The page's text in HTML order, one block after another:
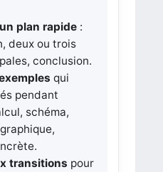
plan rapide:
deux ou trois
conclusion.
qui
pendant
schéma,
transitions pour